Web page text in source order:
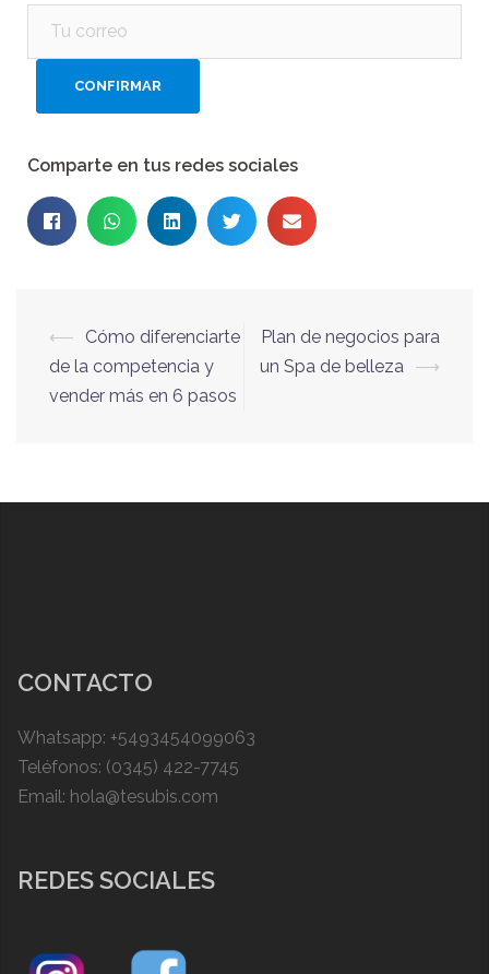
Comparte en tus redes sociales
⟵
Cómo diferenciarte
de la competencia y
vender más en 6 pasos
Plan de negocios para
un Spa de belleza
⟶
CONTACTO
Whatsapp: +5493454099063
Teléfonos: (0345) 422-7745
Email: hola@tesubis.com
REDES SOCIALES